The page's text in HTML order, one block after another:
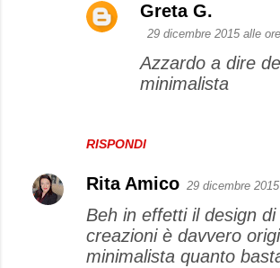
RISPONDI
Greta G.
29 dicembre 2015 alle
Azzardo a dire
minimalista
Rita Amico 29 dicembre
Beh in effetti il design
creazioni è davvero
minimalista quanto